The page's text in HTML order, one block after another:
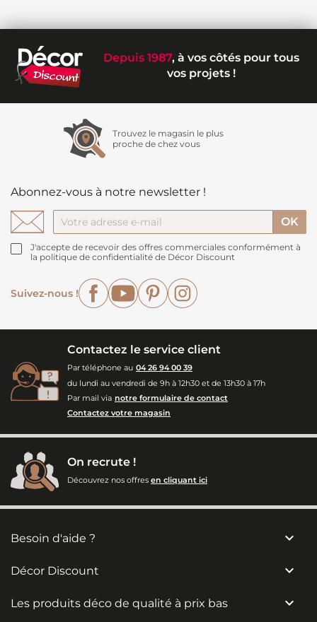
Depuis 1987, à vos côtés pour tous
vos projets !
Trouvez le magasin le plus
proche de chez vous
Abonnez-vous à notre newsletter !
J'accepte de recevoir des offres commerciales conformément à
la politique de confidentialité de Décor Discount
Suivez-nous !
FacebookYouTubePinterest
Contactez le service client
Par téléphone au 04 26 94 00 39
du lundi au vendredi de 9h à 12h30 et de 13h30 à 17h
Par mail via notre formulaire de contact
Contactez votre magasin
On recrute !
Découvrez nos offres en cliquant ici
Besoin d'aide ? 
Décor Discount 
Les produits déco de qualité à prix bas 